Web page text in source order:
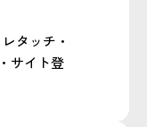
タッチ・
サイト登